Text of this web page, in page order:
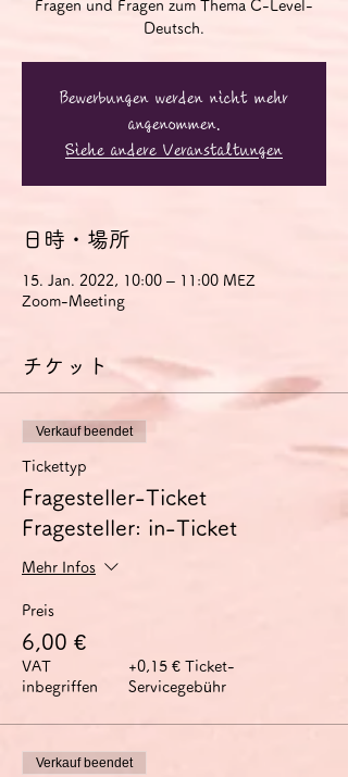
Fragen und Fragen zum Thema C-Level-
Deutsch.
Bewerbungen werden nicht mehr
angenommen.
Siehe andere Veranstaltungen
日時・場所
15. Jan. 2022, 10:00 – 11:00 MEZ
Zoom-Meeting
チケット
Verkauf beendet
Tickettyp
Fragesteller-Ticket
Fragesteller: in-Ticket
Mehr Infos
Preis
6,00 €
VAT
inbegriffen
+0,15 € Ticket-
Servicegebühr
Verkauf beendet